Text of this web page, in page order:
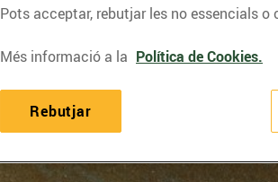
Pots acceptar, rebutjar les no essencials o
Més informació a la Política de Cookies.
Rebutjar